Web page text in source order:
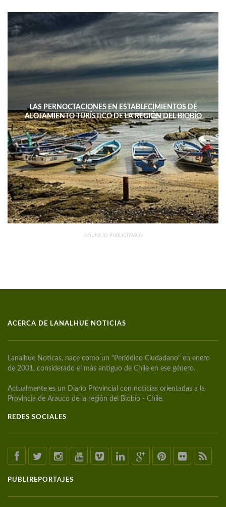
LAS PERNOCTACIONES EN ESTABLECIMIENTOS DE
ALOJAMIENTO TURÍSTICO DE LA REGIÓN DEL BIOBÍO
DISMINUYERON 15,4% INTERANUAL
ANUNCIO PUBLICITARIO
ACERCA DE LANALHUE NOTICIAS
Lanalhue Noticas, nace como un "Periódico Ciudadano" en enero
de 2001, considerado el más antiguo de Chile en ese género.
Actualmente es un Diario Provincial con noticias orientadas a la
Provincia de Arauco de la región del Biobío - Chile.
REDES SOCIALES
PUBLIREPORTAJES